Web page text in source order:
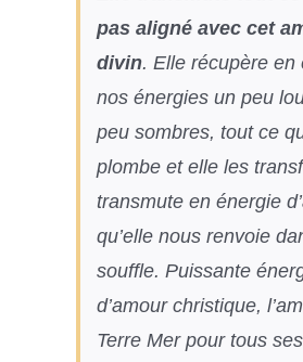
pas aligné avec cet
divin. Elle récupère en
nos énergies un peu
peu sombres, tout ce
plombe et elle les
transmute en énergie
qu’elle nous renvoie
souffle. Puissante
d’amour christique,
Terre Mer pour tous